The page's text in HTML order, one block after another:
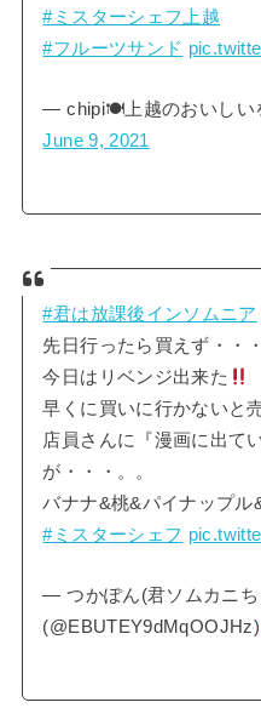
#ミスターシェフ上越
#フルーツサンド
— chipi🍽上越のおいしい
June 9, 2021
#君は放課後インソムニア
先日行ったら買えず・・・
今日はリベンジ出来た
早くに買いに行かないと
店員さんに『漫画に出て
が・・・。。
バナナ&桃&パイナップル
#ミスターシェフ
— つかぽん(君ソムカニち